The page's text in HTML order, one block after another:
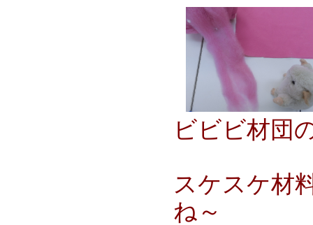
ビビビ材団
スケスケ材
ね～